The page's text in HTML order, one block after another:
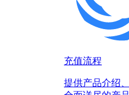
充值流程
提供产品介绍